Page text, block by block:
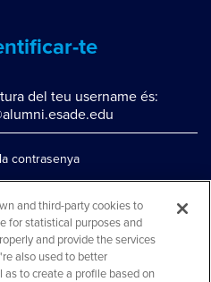
te
del teu username és:
contrasenya
per whatsapp
553 02 17
and third-party cookies to
for statistical purposes and
and provide the services
also used to better
to create a profile based on